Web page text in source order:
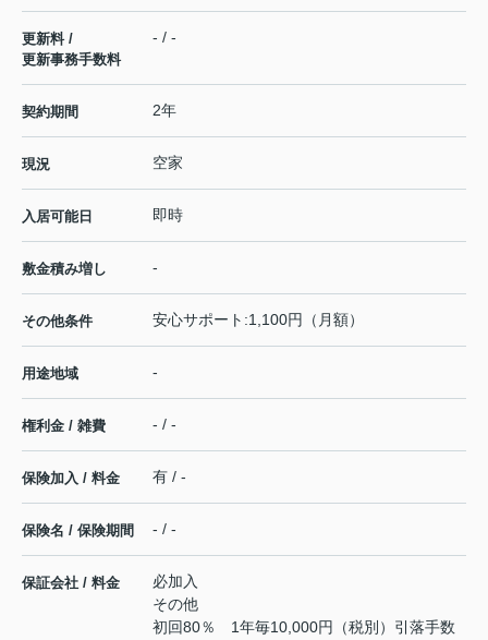
更新料 /
更新事務手数料
- / -
契約期間 2年
現況 空家
入居可能日 即時
敷金積み増し -
その他条件 安心サポート:1,100円（月額）
用途地域 -
権利金 / 雑費 - / -
保険加入 / 料金 有 / -
保険名 / 保険期間 - / -
保証会社 / 料金
必加入
その他
初回80％ 1年毎10,000円（税別）引落手数